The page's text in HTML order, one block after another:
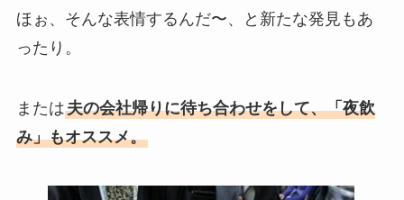
ほぉ、そんな表情するんだ〜、と新たな発見もあ
ったり。
または夫の会社帰りに待ち合わせをして、「夜飲
み」もオススメ。